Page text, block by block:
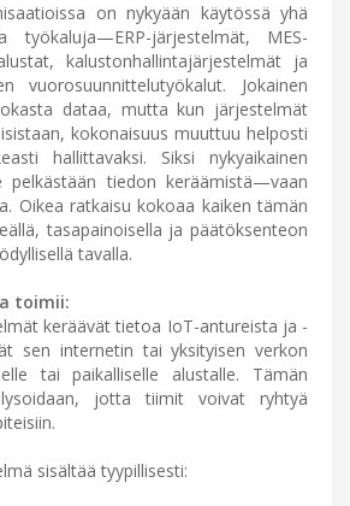
on nykyään käytössä yhä
työkaluja—ERP-järjestelmät, MES-
kalustonhallintajärjestelmät ja
vuorosuunnittelutyökalut. Jokainen
dataa, mutta kun järjestelmät
kokonaisuus muuttuu helposti
hallittavaksi. Siksi nykyaikainen
pelkästään tiedon keräämistä—vaan
Oikea ratkaisu kokoaa kaiken tämän
tasapainoisella ja päätöksenteon
tavalla.
toimii:
keräävät tietoa IoT-antureista ja -
sen internetin tai yksityisen verkon
tai paikalliselle alustalle. Tämän
jotta tiimit voivat ryhtyä
sisältää tyypillisesti: